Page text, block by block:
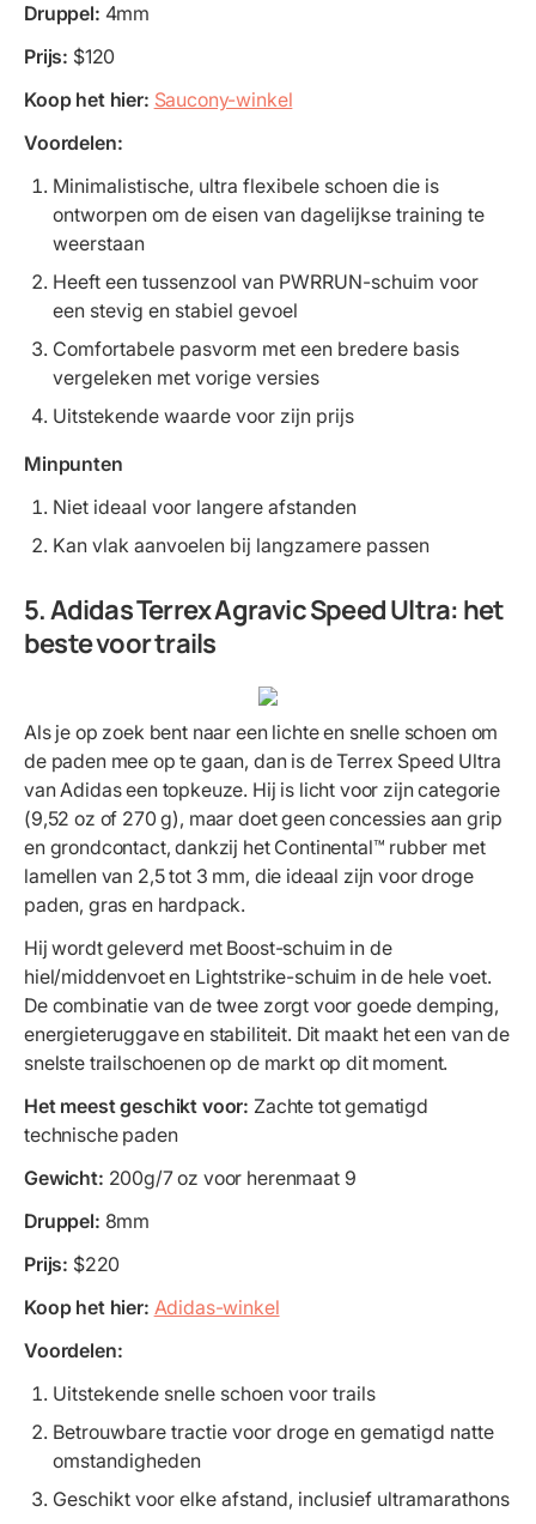
Druppel: 4mm
Prijs: $120
Koop het hier: Saucony-winkel
Voordelen:
Minimalistische, ultra flexibele schoen die is
ontworpen om de eisen van dagelijkse training te
weerstaan
Heeft een tussenzool van PWRRUN-schuim voor
een stevig en stabiel gevoel
Comfortabele pasvorm met een bredere basis
vergeleken met vorige versies
Uitstekende waarde voor zijn prijs
Minpunten
Niet ideaal voor langere afstanden
Kan vlak aanvoelen bij langzamere passen
5. Adidas Terrex Agravic Speed Ultra: het
beste voor trails
Als je op zoek bent naar een lichte en snelle schoen om
de paden mee op te gaan, dan is de Terrex Speed Ultra
van Adidas een topkeuze. Hij is licht voor zijn categorie
(9,52 oz of 270 g), maar doet geen concessies aan grip
en grondcontact, dankzij het Continental™ rubber met
lamellen van 2,5 tot 3 mm, die ideaal zijn voor droge
paden, gras en hardpack.
Hij wordt geleverd met Boost-schuim in de
hiel/middenvoet en Lightstrike-schuim in de hele voet.
De combinatie van de twee zorgt voor goede demping,
energieteruggave en stabiliteit. Dit maakt het een van de
snelste trailschoenen op de markt op dit moment.
Het meest geschikt voor: Zachte tot gematigd
technische paden
Gewicht: 200g/7 oz voor herenmaat 9
Druppel: 8mm
Prijs: $220
Koop het hier: Adidas-winkel
Voordelen:
Uitstekende snelle schoen voor trails
Betrouwbare tractie voor droge en gematigd natte
omstandigheden
Geschikt voor elke afstand, inclusief ultramarathons